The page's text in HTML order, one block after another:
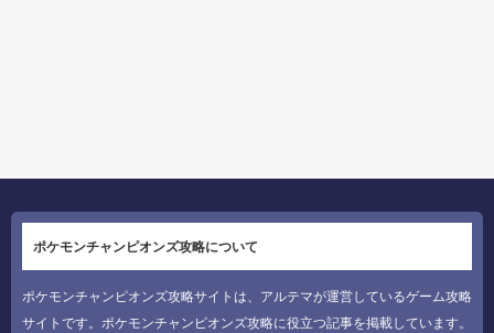
ポケモンチャンピオンズ攻略について
ポケモンチャンピオンズ攻略サイトは、アルテマが運営しているゲーム攻略
サイトです。ポケモンチャンピオンズ攻略に役立つ記事を掲載しています。